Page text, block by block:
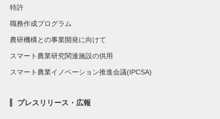
特許
職務作成プログラム
農研機構との事業開発に向けて
スマート農業研究関連施設の供用
スマート農業イノベーション推進会議(IPCSA)
プレスリリース・広報